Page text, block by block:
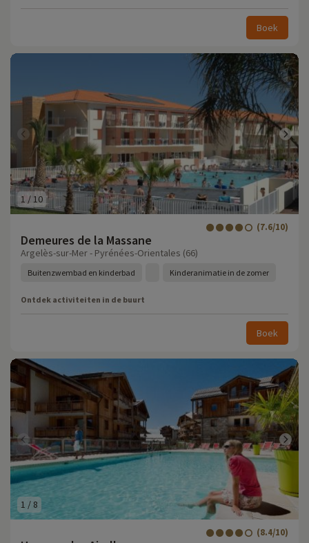
Boek
1 / 10
Demeures de la Massane
(7.6/10)
Argelès-sur-Mer - Pyrénées-Orientales (66)
Buitenzwembad en kinderbad Kinderanimatie in de zomer
Ontdek activiteiten in de buurt
Boek
1 / 8
(8.4/10)